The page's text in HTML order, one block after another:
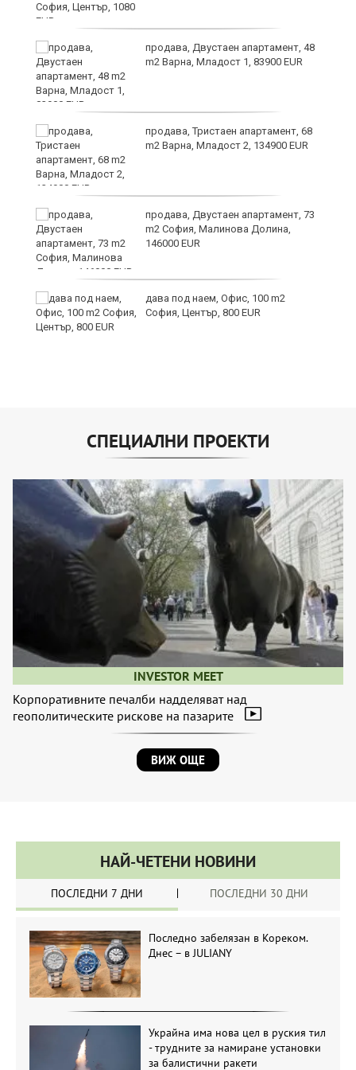
продава, Двустаен апартамент, 48
m2 Варна, Младост 1, 83900 EUR
продава, Тристаен апартамент, 68
m2 Варна, Младост 2, 134900 EUR
продава, Двустаен апартамент, 73
m2 София, Малинова Долина,
146000 EUR
дава под наем, Офис, 100 m2
София, Център, 800 EUR
СПЕЦИАЛНИ ПРОЕКТИ
INVESTOR MEET
Корпоративните печалби надделяват над
геополитическите рискове на пазарите
ВИЖ ОЩЕ
НАЙ-ЧЕТЕНИ НОВИНИ
ПОСЛЕДНИ 7 ДНИ ПОСЛЕДНИ 30 ДНИ
Последно забелязан в Кореком.
Днес – в JULIANY
Украйна има нова цел в руския тил
- трудните за намиране установки
за балистични ракети